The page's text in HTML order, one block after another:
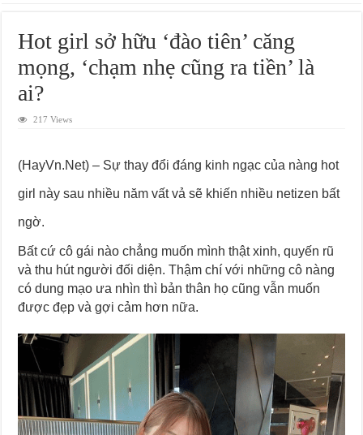
Hot girl sở hữu ‘đào tiên’ căng
mọng, ‘chạm nhẹ cũng ra tiền’ là
ai?
217 Views
(HayVn.Net) – Sự thay đổi đáng kinh ngạc của nàng hot
girl này sau nhiều năm vất vả sẽ khiến nhiều netizen bất
ngờ.
Bất cứ cô gái nào chẳng muốn mình thật xinh, quyến rũ
và thu hút người đối diện. Thậm chí với những cô nàng
có dung mạo ưa nhìn thì bản thân họ cũng vẫn muốn
được đẹp và gợi cảm hơn nữa.